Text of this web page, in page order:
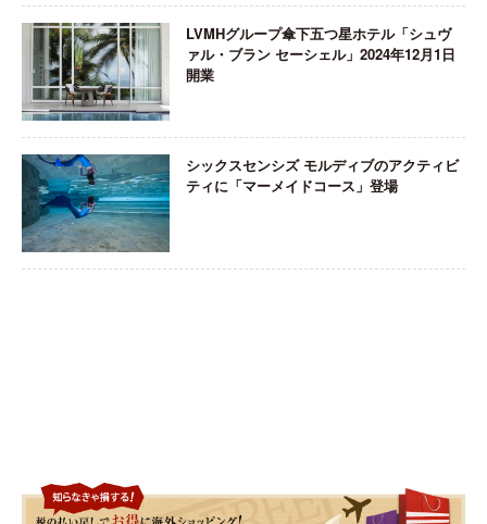
LVMHグループ傘下五つ星ホテル「シュヴ
ァル・ブラン セーシェル」2024年12月1日
開業
シックスセンシズ モルディブのアクティビ
ティに「マーメイドコース」登場